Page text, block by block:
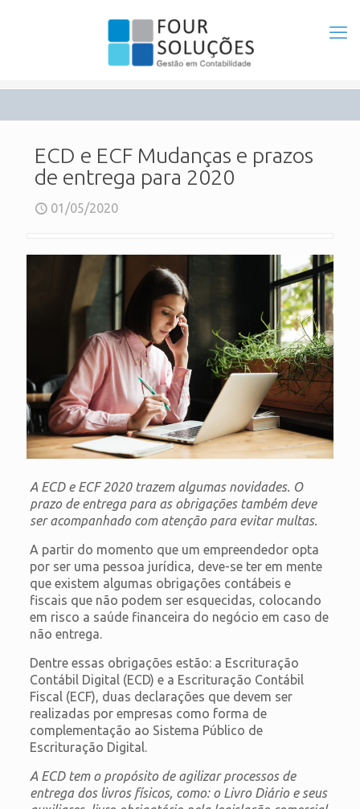
ECD e ECF Mudanças e prazos
de entrega para 2020
01/05/2020
A ECD e ECF 2020 trazem algumas novidades. O
prazo de entrega para as obrigações também deve
ser acompanhado com atenção para evitar multas.
A partir do momento que um empreendedor opta
por ser uma pessoa jurídica, deve-se ter em mente
que existem algumas obrigações contábeis e
fiscais que não podem ser esquecidas, colocando
em risco a saúde financeira do negócio em caso de
não entrega.
Dentre essas obrigações estão: a Escrituração
Contábil Digital (ECD) e a Escrituração Contábil
Fiscal (ECF), duas declarações que devem ser
realizadas por empresas como forma de
complementação ao Sistema Público de
Escrituração Digital.
A ECD tem o propósito de agilizar processos de
entrega dos livros físicos, como: o Livro Diário e seus